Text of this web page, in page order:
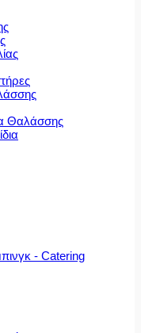
Θαλάσσης
- Catering